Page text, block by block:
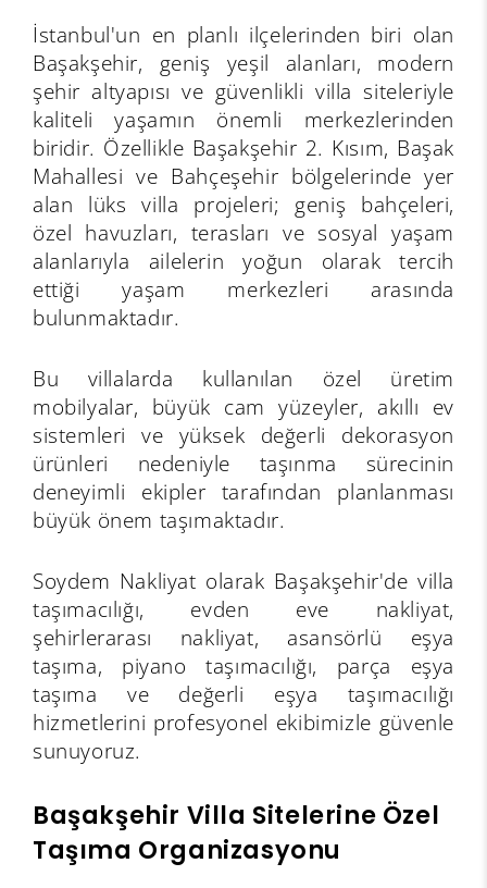
İstanbul'un en planlı ilçelerinden biri olan
Başakşehir, geniş yeşil alanları, modern
şehir altyapısı ve güvenlikli villa siteleriyle
kaliteli yaşamın önemli merkezlerinden
biridir. Özellikle Başakşehir 2. Kısım, Başak
Mahallesi ve Bahçeşehir bölgelerinde yer
alan lüks villa projeleri; geniş bahçeleri,
özel havuzları, terasları ve sosyal yaşam
alanlarıyla ailelerin yoğun olarak tercih
ettiği yaşam merkezleri arasında
bulunmaktadır.
Bu villalarda kullanılan özel üretim
mobilyalar, büyük cam yüzeyler, akıllı ev
sistemleri ve yüksek değerli dekorasyon
ürünleri nedeniyle taşınma sürecinin
deneyimli ekipler tarafından planlanması
büyük önem taşımaktadır.
Soydem Nakliyat olarak Başakşehir'de villa
taşımacılığı, evden eve nakliyat,
şehirlerarası nakliyat, asansörlü eşya
taşıma, piyano taşımacılığı, parça eşya
taşıma ve değerli eşya taşımacılığı
hizmetlerini profesyonel ekibimizle güvenle
sunuyoruz.
Başakşehir Villa Sitelerine Özel
Taşıma Organizasyonu